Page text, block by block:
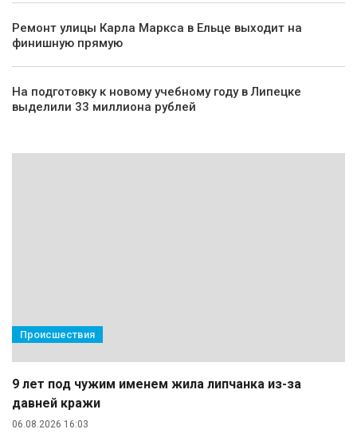
Ремонт улицы Карла Маркса в Ельце выходит на
финишную прямую
На подготовку к новому учебному году в Липецке
выделили 33 миллиона рублей
Происшествия
9 лет под чужим именем жила липчанка из-за
давней кражи
06.08.2026 16:03